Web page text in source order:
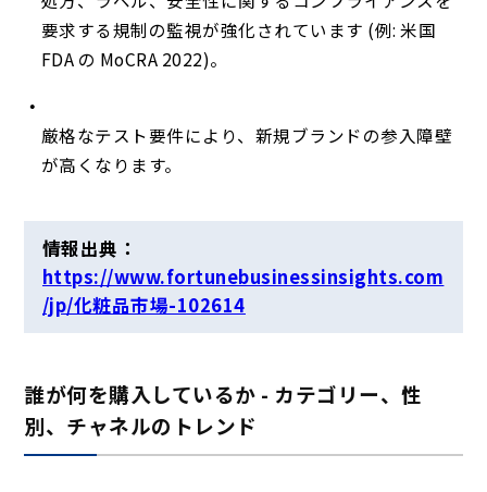
要求する規制の監視が強化されています (例: 米国
FDA の MoCRA 2022)。
厳格なテスト要件により、新規ブランドの参入障壁
が高くなります。
情報出典：
https://www.fortunebusinessinsights.com
/jp/化粧品市場-102614
誰が何を購入しているか - カテゴリー、性
別、チャネルのトレンド